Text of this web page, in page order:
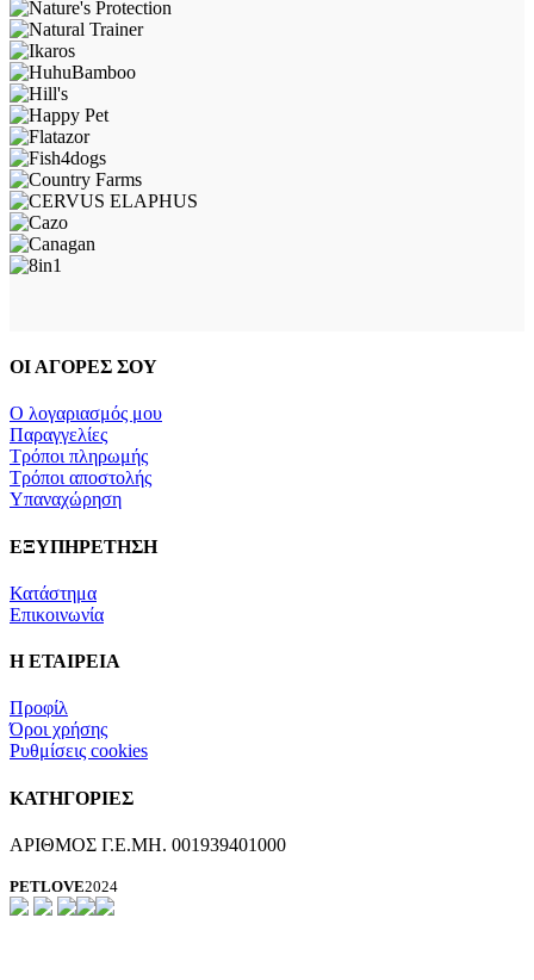
ΟΙ ΑΓΟΡΕΣ ΣΟΥ
Ο λογαριασμός μου
Παραγγελίες
Τρόποι πληρωμής
Τρόποι αποστολής
Υπαναχώρηση
ΕΞΥΠΗΡΕΤΗΣΗ
Κατάστημα
Επικοινωνία
Η ΕΤΑΙΡΕΙΑ
Προφίλ
Όροι χρήσης
Ρυθμίσεις cookies
ΚΑΤΗΓΟΡΙΕΣ
ΑΡΙΘΜΟΣ Γ.Ε.ΜΗ. 001939401000
PETLOVE2024